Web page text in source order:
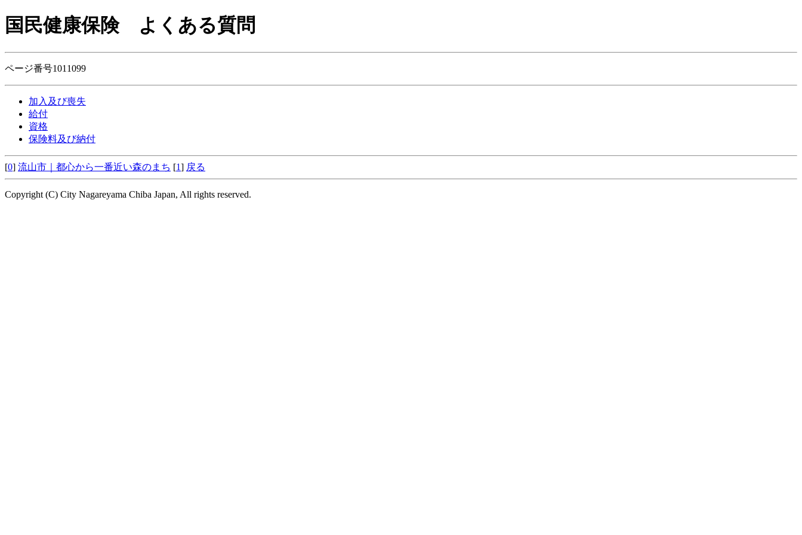
国民健康保険よくある質問
ページ番号1011099
加入及び喪失
給付
資格
保険料及び納付
[0] 流山市｜都心から一番近い森のまち [1] 戻る
Copyright (C) City Nagareyama Chiba Japan, All rights reserved.